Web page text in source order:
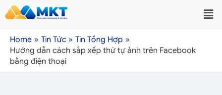
Home Tin Tức
Tin Tổng Hợp
Hướng dẫn cách sắp xếp thứ tự ảnh trên Facebook
bằng điện thoại